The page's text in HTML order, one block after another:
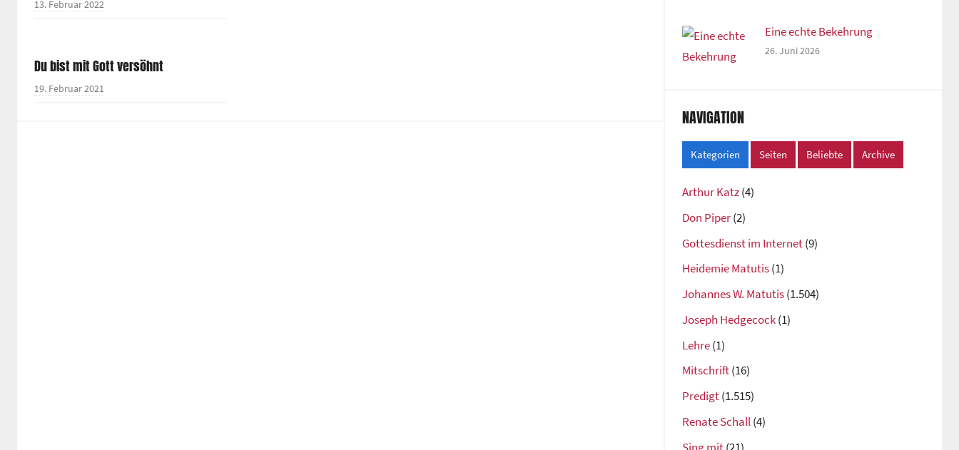
13. Februar 2022
Du bist mit Gott versöhnt
19. Februar 2021
Eine echte Bekehrung
26. Juni 2026
NAVIGATION
Kategorien Seiten Beliebte Archive
Arthur Katz(4)
Don Piper(2)
Gottesdienst im Internet(9)
Heidemie Matutis(1)
Johannes W. Matutis(1.504)
Joseph Hedgecock(1)
Lehre(1)
Mitschrift(16)
Predigt(1.515)
Renate Schall(4)